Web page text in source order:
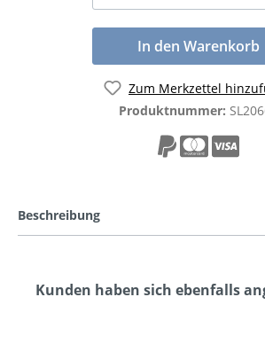
In den Warenkorb
Zum Merkzettel
Produktnummer:
Beschreibung
Kunden haben sich ebenfalls